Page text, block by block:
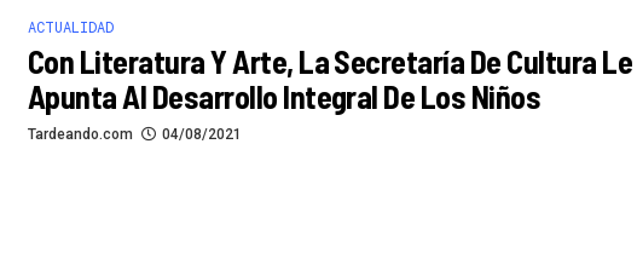
ACTUALIDAD
Con Literatura Y Arte, La Secretaría De Cultura Le
Apunta Al Desarrollo Integral De Los Niños
Tardeando.com 04/08/2021